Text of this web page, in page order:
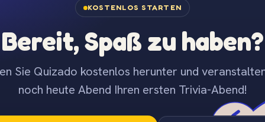
KOSTENLOS STARTEN
Bereit, Spaß zu haben?
Sie Quizado kostenlos herunter und
noch heute Abend Ihren ersten Trivia-Abend!